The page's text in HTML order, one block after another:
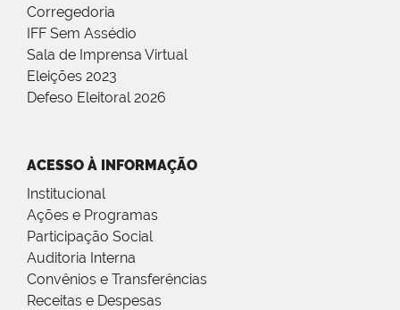
Corregedoria
IFF Sem Assédio
Sala de Imprensa Virtual
Eleições 2023
Defeso Eleitoral 2026
ACESSO À INFORMAÇÃO
Institucional
Ações e Programas
Participação Social
Auditoria Interna
Convênios e Transferências
Receitas e Despesas